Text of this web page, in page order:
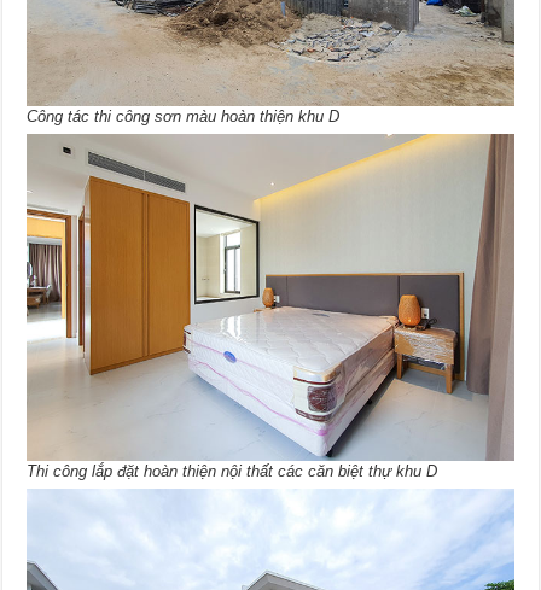
Công tác thi công sơn màu hoàn thiện khu D
Thi công lắp đặt hoàn thiện nội thất các căn biệt thự khu D